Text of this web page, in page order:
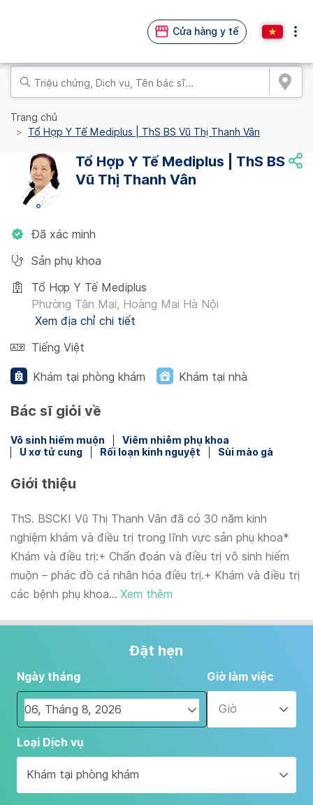
Cửa hàng y tế
Trang chủ
Tổ Hợp Y Tế Mediplus | ThS BS Vũ Thị Thanh Vân
Tổ Hợp Y Tế Mediplus | ThS BS
Vũ Thị Thanh Vân
Đã xác minh
Sản phụ khoa
Tổ Hợp Y Tế Mediplus
Phường Tân Mai, Hoàng Mai Hà Nội
Xem địa chỉ chi tiết
Tiếng Việt
Khám tại phòng khám Khám tại nhà
Bác sĩ giỏi về
Vô sinh hiếm muộn
Viêm nhiễm phụ khoa
U xơ tử cung
Rối loạn kinh nguyệt Sùi mào gà
Giới thiệu
ThS. BSCKI Vũ Thị Thanh Vân đã có 30 năm kinh
nghiệm khám và điều trị trong lĩnh vực sản phụ khoa*
Khám và điều trị:+ Chẩn đoán và điều trị vô sinh hiếm
muộn – phác đồ cá nhân hóa điều trị.+ Khám và điều trị
các bệnh phụ khoa... Xem thêm
Đặt hẹn
Ngày tháng
Navigate
forward
interact
with
Giờ làm việc
Giờ
Loại Dịch vụ
Khám tại phòng khám